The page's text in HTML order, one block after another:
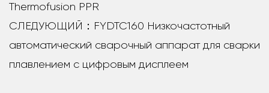
Thermofusion PPR
СЛЕДУЮЩИЙ：FYDTC160 Низкочастотный
автоматический сварочный аппарат для сварки
плавлением с цифровым дисплеем